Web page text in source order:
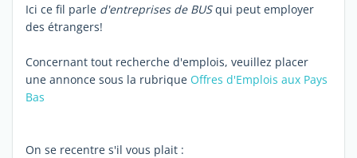
Ici ce fil parle d'entreprises de BUSqui peut employer
des étrangers!
Concernant tout recherche d'emplois, veuillez placer
une annonce sous la rubrique Offres d'Emplois aux Pays
Bas
On se recentre s'il vous plait :